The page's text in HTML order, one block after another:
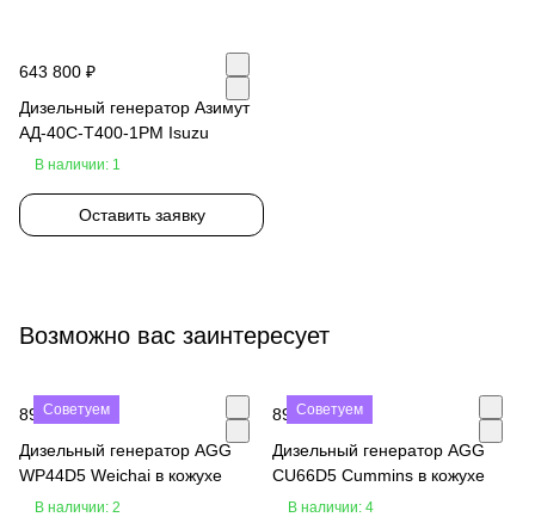
643 800 ₽
Дизельный генератор Азимут
АД-40С-Т400-1РМ Isuzu
В наличии: 1
Оставить заявку
Возможно вас заинтересует
Советуем
890 000 ₽
Дизельный генератор AGG
WP44D5 Weichai в кожухе
В наличии: 2
Советуем
890 000 ₽
Дизельный генератор AGG
CU66D5 Cummins в кожухе
В наличии: 4